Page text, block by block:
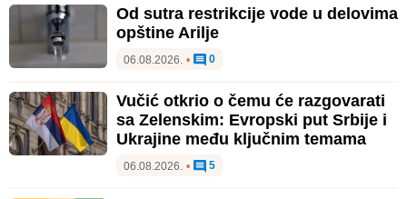
Od sutra restrikcije vode u delovima
opštine Arilje
06.08.2026. • 0
Vučić otkrio o čemu će razgovarati
sa Zelenskim: Evropski put Srbije i
Ukrajine među ključnim temama
06.08.2026. • 5